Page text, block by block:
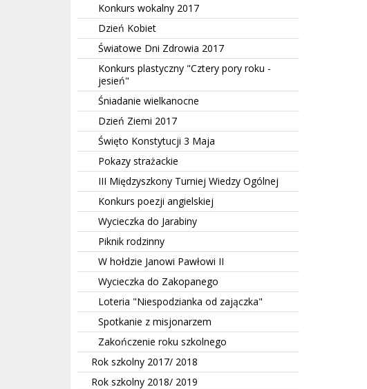
Konkurs wokalny 2017
Dzień Kobiet
Światowe Dni Zdrowia 2017
Konkurs plastyczny "Cztery pory roku -
jesień"
Śniadanie wielkanocne
Dzień Ziemi 2017
Święto Konstytucji 3 Maja
Pokazy strażackie
III Międzyszkony Turniej Wiedzy Ogólnej
Konkurs poezji angielskiej
Wycieczka do Jarabiny
Piknik rodzinny
W hołdzie Janowi Pawłowi II
Wycieczka do Zakopanego
Loteria "Niespodzianka od zajączka"
Spotkanie z misjonarzem
Zakończenie roku szkolnego
Rok szkolny 2017/ 2018
Rok szkolny 2018/ 2019